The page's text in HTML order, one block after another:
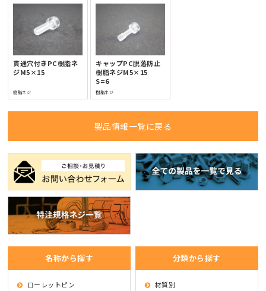
貫通穴付きPC樹脂ネ
ジM5×15
樹脂ネジ
キャップPC脱落防止
樹脂ネジM5×15
S=6
樹脂ネジ
製品情報一覧に戻る
名称から探す
ローレットピン
分類から探す
材質別